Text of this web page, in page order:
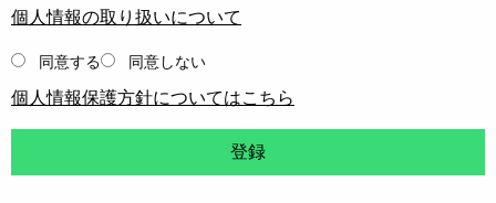
個人情報の取り扱いについて
同意する 同意しない
個人情報保護方針についてはこちら
登録